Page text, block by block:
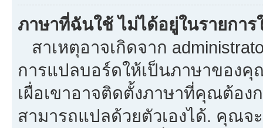
ภาษาที่ฉันใช้ ไม่ได้อยู่ในรายการ
สาเหตุอาจเกิดจาก
การแปลบอร์ดให้เป็นภาษาของคุ
เผื่อเขาอาจติดตั้งภาษาที่คุณต้อ
สามารถแปลด้วยตัวเองได้. คุณจ